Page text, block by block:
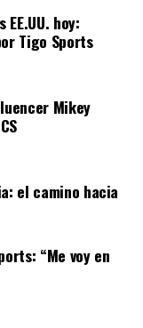
preguntas
en México,
debate público
y
y
EE.UU. hoy:
Tigo Sports
Mikey
el camino hacia
“Me voy en